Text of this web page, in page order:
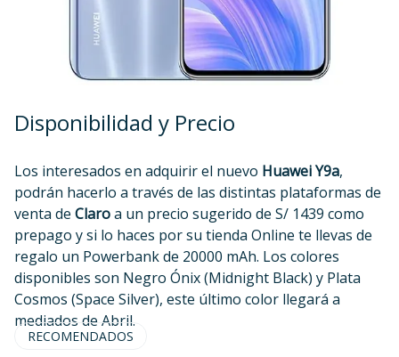
Disponibilidad y Precio
Los interesados en adquirir el nuevo Huawei Y9a,
podrán hacerlo a través de las distintas plataformas de
venta de Claroa un precio sugerido de S/ 1439 como
prepago y si lo haces por su tienda Online te llevas de
regalo un Powerbank de 20000 mAh. Los colores
disponibles son Negro Ónix (Midnight Black) y Plata
Cosmos (Space Silver), este último color llegará a
mediados de Abril.
RECOMENDADOS